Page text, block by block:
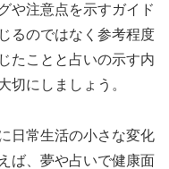
や注意点を示すガイド
るのではなく参考程度
たことと占いの示す内
切にしましょう。
日常生活の小さな変化
ば、夢や占いで健康面